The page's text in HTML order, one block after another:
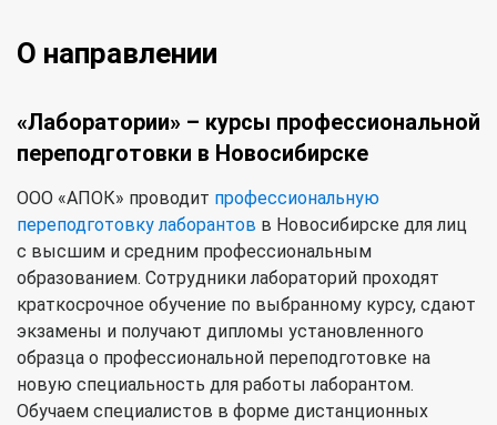
О направлении
«Лаборатории» – курсы профессиональной
переподготовки в Новосибирске
ООО «АПОК» проводит профессиональную
переподготовку лаборантов в Новосибирске для лиц
с высшим и средним профессиональным
образованием. Сотрудники лабораторий проходят
краткосрочное обучение по выбранному курсу, сдают
экзамены и получают дипломы установленного
образца о профессиональной переподготовке на
новую специальность для работы лаборантом.
Обучаем специалистов в форме дистанционных